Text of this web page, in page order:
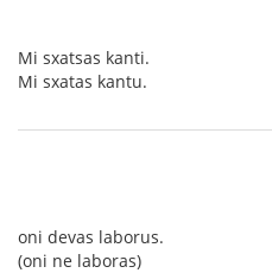
Mi sxatsas kanti.
Mi sxatas kantu.
oni devas laborus.
(oni ne laboras)